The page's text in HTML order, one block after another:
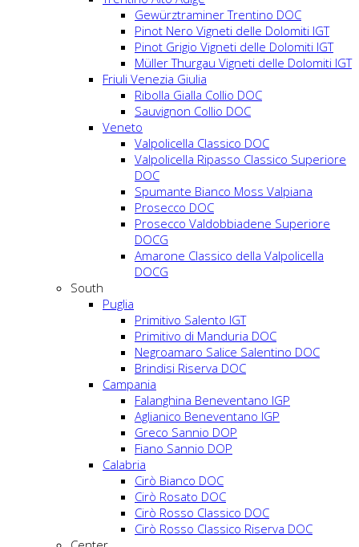
Gewürztraminer Trentino DOC
Pinot Nero Vigneti delle Dolomiti IGT
Pinot Grigio Vigneti delle Dolomiti IGT
Müller Thurgau Vigneti delle Dolomiti IGT
Friuli Venezia Giulia
Ribolla Gialla Collio DOC
Sauvignon Collio DOC
Veneto
Valpolicella Classico DOC
Valpolicella Ripasso Classico Superiore
DOC
Spumante Bianco Moss Valpiana
Prosecco DOC
Prosecco Valdobbiadene Superiore
DOCG
Amarone Classico della Valpolicella
DOCG
South
Puglia
Primitivo Salento IGT
Primitivo di Manduria DOC
Negroamaro Salice Salentino DOC
Brindisi Riserva DOC
Campania
Falanghina Beneventano IGP
Aglianico Beneventano IGP
Greco Sannio DOP
Fiano Sannio DOP
Calabria
Cirò Bianco DOC
Cirò Rosato DOC
Cirò Rosso Classico DOC
Cirò Rosso Classico Riserva DOC